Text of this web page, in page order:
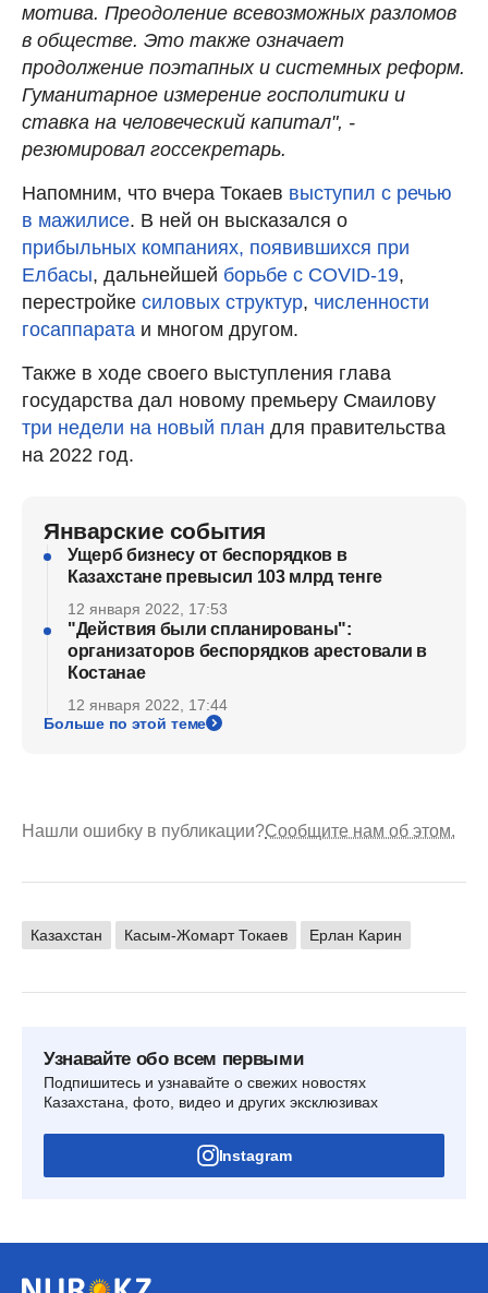
мотива. Преодоление всевозможных разломов
в обществе. Это также означает
продолжение поэтапных и системных реформ.
Гуманитарное измерение госполитики и
ставка на человеческий капитал", -
резюмировал госсекретарь.
Напомним, что вчера Токаев выступил с речью
в мажилисе. В ней он высказался о
прибыльных компаниях, появившихся при
Елбасы, дальнейшей борьбе с COVID-19,
перестройке силовых структур, численности
госаппарата и многом другом.
Также в ходе своего выступления глава
государства дал новому премьеру Смаилову
три недели на новый план для правительства
на 2022 год.
Январские события
Ущерб бизнесу от беспорядков в
Казахстане превысил 103 млрд тенге
12 января 2022, 17:53
"Действия были спланированы":
организаторов беспорядков арестовали в
Костанае
12 января 2022, 17:44
Больше по этой теме
Нашли ошибку в публикации?Сообщите нам об этом.
Казахстан Касым-Жомарт Токаев Ерлан Карин
Узнавайте обо всем первыми
Подпишитесь и узнавайте о свежих новостях
Казахстана, фото, видео и других эксклюзивах
Instagram